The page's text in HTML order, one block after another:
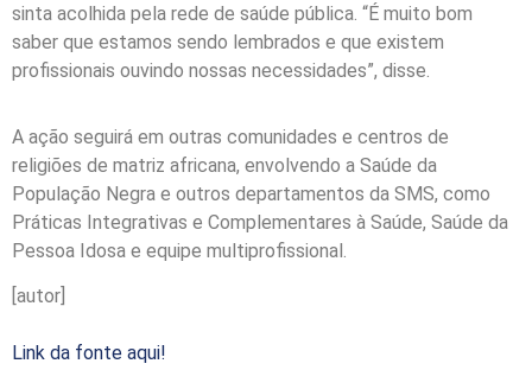
sinta acolhida pela rede de saúde pública. “É muito bom
saber que estamos sendo lembrados e que existem
profissionais ouvindo nossas necessidades”, disse.
A ação seguirá em outras comunidades e centros de
religiões de matriz africana, envolvendo a Saúde da
População Negra e outros departamentos da SMS, como
Práticas Integrativas e Complementares à Saúde, Saúde da
Pessoa Idosa e equipe multiprofissional.
[autor]
Link da fonte aqui!